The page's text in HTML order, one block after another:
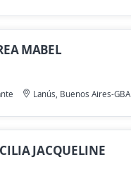
MABEL
Lanús, Buenos Aires-GBA
JACQUELINE